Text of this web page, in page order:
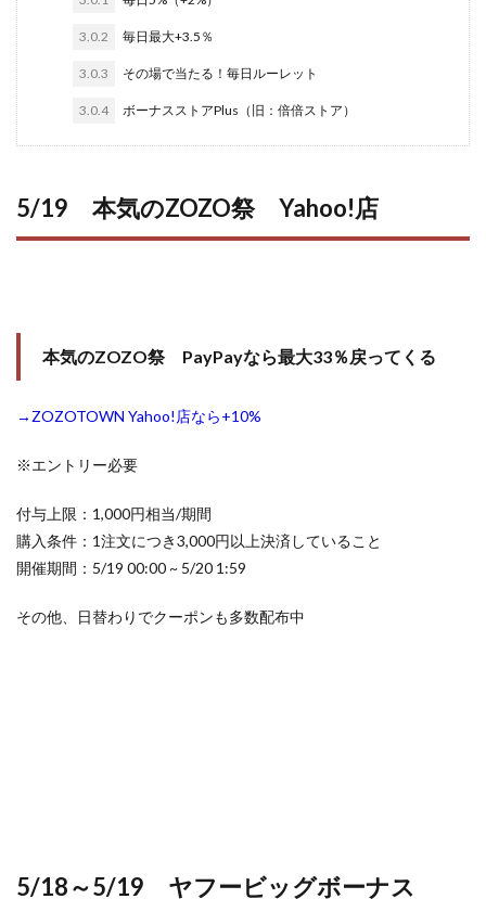
3.0.2 毎日最大+3.5％
3.0.3 その場で当たる！毎日ルーレット
3.0.4 ボーナスストアPlus（旧：倍倍ストア）
5/19 本気のZOZO祭 Yahoo!店
本気のZOZO祭 PayPayなら最大33％戻ってくる
→ZOZOTOWN Yahoo!店なら+10%
※エントリー必要
付与上限：1,000円相当/期間
購入条件：1注文につき3,000円以上決済していること
開催期間：5/19 00:00 ~ 5/20 1:59
その他、日替わりでクーポンも多数配布中
5/18～5/19 ヤフービッグボーナス